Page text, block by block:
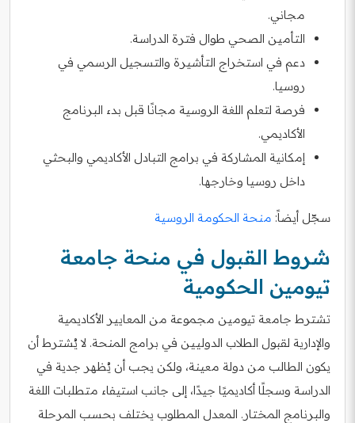
مجاني.
التأمين الصحي طوال فترة الدراسة.
دعم في استخراج التأشيرة والتسجيل الرسمي في
روسيا.
فرصة لتعلم اللغة الروسية مجانًا قبل بدء البرنامج
الأكاديمي.
إمكانية المشاركة في برامج التبادل الأكاديمي والبحثي
داخل روسيا وخارجها.
سجّل أيضاً: منحة الحكومة الروسية
شروط القبول في منحة جامعة
تيومين الحكومية
تشترط جامعة تيومين مجموعة من المعايير الأكاديمية
والإدارية لقبول الطلاب الدوليين في برامج المنحة. لا يُشترط أن
يكون الطالب من دولة معينة، ولكن يجب أن يُظهر جدية في
الدراسة وسجلًا أكاديميًا جيدًا، إلى جانب استيفاء متطلبات اللغة
والبرنامج المختار. المعدل المطلوب يختلف بحسب المرحلة